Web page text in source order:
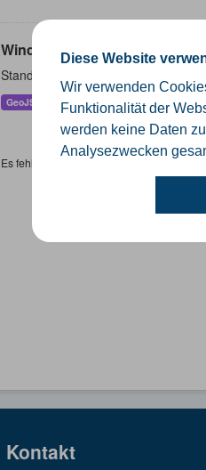
Diese Website
Wir verwenden
Funktionalität der
werden keine Daten
Analysezwecken
Windenergieanlagen
Standorte der Windenergieanlagen
GeoJSON KML SHP
Es fehlen spezifische Datensätze?
Kontakt